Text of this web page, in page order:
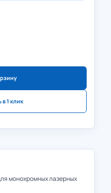
в 1 клик
монохромных лазерных